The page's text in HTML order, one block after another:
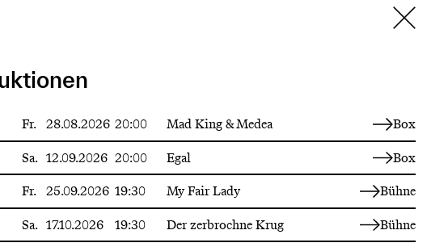
Fr. 28.08.2026 20:00 Mad King & Medea
Box
Sa. 12.09.2026 20:00 Egal
Box
Fr. 25.09.2026 19:30 My Fair Lady
Bühne
Sa. 17.10.2026 19:30 Der zerbrochne Krug
Bühne